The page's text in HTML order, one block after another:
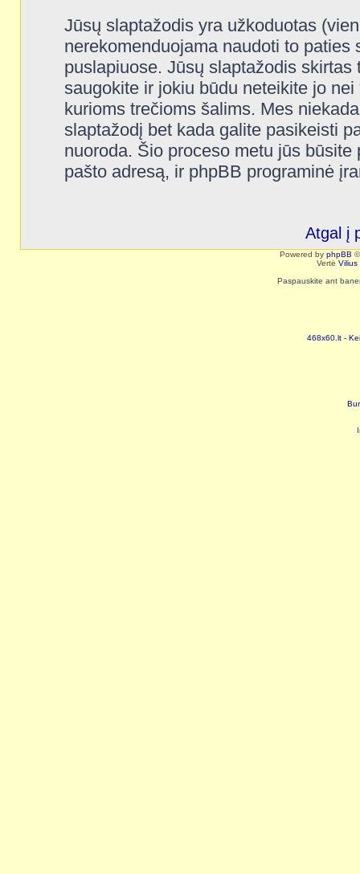
Jūsų slaptažodis yra užkoduotas
nerekomenduojama naudoti to
puslapiuose. Jūsų slaptažodis skirtas
saugokite ir jokiu būdu neteikite jo
kurioms trečioms šalims. Mes
slaptažodį bet kada galite pasikeisti
nuoroda. Šio proceso metu jūs
pašto adresą, ir phpBB programinė
Atgal į
Powered by phpBB
Vertė Vilius
Paspauskite ant
468x60.lt -